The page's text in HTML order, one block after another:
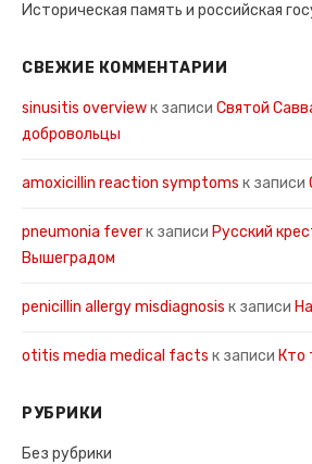
Историческая память и российская
СВЕЖИЕ КОММЕНТАРИИ
sinusitis overviewк записи Святой
добровольцы
amoxicillin reaction symptoms к записи
pneumonia feverк записи Русский
Вышеградом
penicillin allergy misdiagnosis к записи
otitis media medical facts к записи Кто
РУБРИКИ
Без рубрики